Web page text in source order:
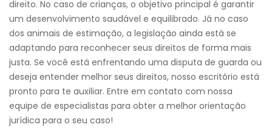
direito. No caso de crianças, o objetivo principal é garantir
um desenvolvimento saudável e equilibrado. Já no caso
dos animais de estimação, a legislação ainda está se
adaptando para reconhecer seus direitos de forma mais
justa. Se você está enfrentando uma disputa de guarda ou
deseja entender melhor seus direitos, nosso escritório está
pronto para te auxiliar. Entre em contato com nossa
equipe de especialistas para obter a melhor orientação
jurídica para o seu caso!